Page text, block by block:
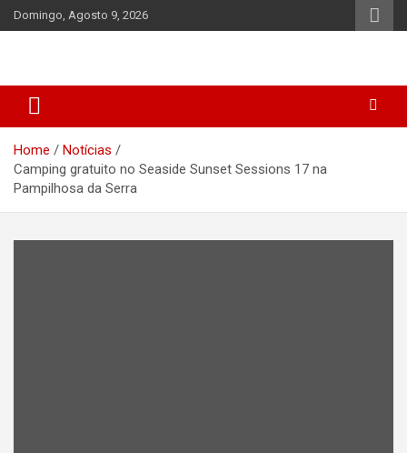
Skip
to
Domingo, Agosto 9, 2026
Home
Notícias
Camping gratuito no Seaside Sunset Sessions 17 na
Pampilhosa da Serra